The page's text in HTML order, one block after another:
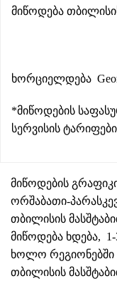
მიწოდება
ხორციელდება
*მიწოდების
სერვისის
მიწოდების
ორშაბათი-
თბილისის
მიწოდება ხდება,
ხოლო რეგიონებში
თბილისის